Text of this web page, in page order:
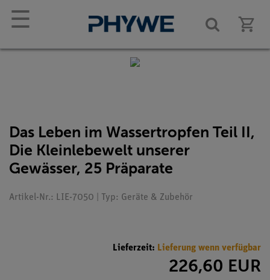
☰
Das Leben im Wassertropfen Teil II,
Die Kleinlebewelt unserer
Gewässer, 25 Präparate
Artikel-Nr.: LIE-7050 | Typ: Geräte & Zubehör
Lieferzeit: Lieferung wenn verfügbar
226,60 EUR